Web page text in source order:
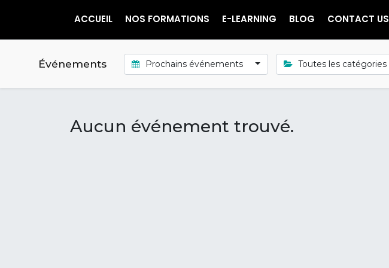
ACCUEIL NOS FORMATIONS E-LEARNING BLOG CONTACT US
Événements Prochains événements Toutes les catégories
Aucun événement trouvé.